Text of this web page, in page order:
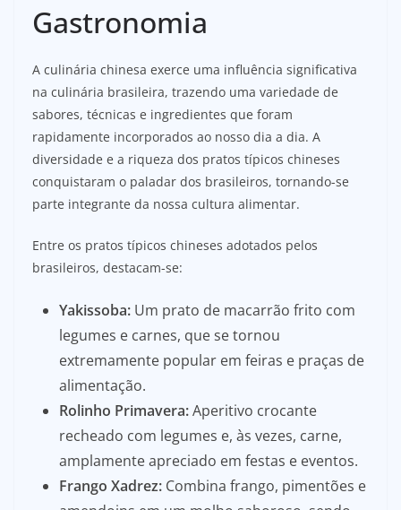
Gastronomia
A culinária chinesa exerce uma influência significativa
na culinária brasileira, trazendo uma variedade de
sabores, técnicas e ingredientes que foram
rapidamente incorporados ao nosso dia a dia. A
diversidade e a riqueza dos pratos típicos chineses
conquistaram o paladar dos brasileiros, tornando-se
parte integrante da nossa cultura alimentar.
Entre os pratos típicos chineses adotados pelos
brasileiros, destacam-se:
Yakissoba: Um prato de macarrão frito com
legumes e carnes, que se tornou
extremamente popular em feiras e praças de
alimentação.
Rolinho Primavera:Aperitivo crocante
recheado com legumes e, às vezes, carne,
amplamente apreciado em festas e eventos.
Frango Xadrez: Combina frango, pimentões e